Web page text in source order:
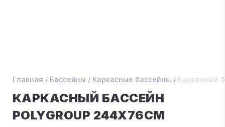
Главная / Бассейны / Каркасные бассейны / Каркасный
КАРКАСНЫЙ БАССЕЙН
POLYGROUP 244Х76СМ